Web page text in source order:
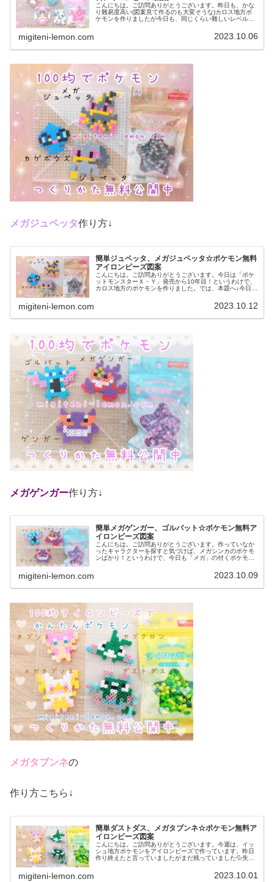
こんにちは。ご訪問ありがとうございます。昨日も、かな
り難易度高い(図案見て作るのも大変そうな)カロス地方ポ
ケモンを作りましたが今日も、同じくらい難しいレベルの
migiteni-lemon.com 2023.10.06
メガジュペッタ作り方↓
簡単ジュペッタ、メガジュペッタ☆ポケモン無料
アイロンビーズ図案
こんにちは。ご訪問ありがとうございます。今日は「ポケ
ットモンスターＸ・Ｙ」発売から10年目！というわけで、
カロス地方のポケモンを作りました。では、本題へ↓今日の
migiteni-lemon.com 2023.10.12
メガゲンガー作り方↓
簡単メガゲンガー、ゴルバット☆ポケモン無料ア
イロンビーズ図案
こんにちは。ご訪問ありがとうございます。作っていなか
ったキャラクターを探すと気づけば、メガシンカのポケモ
ンばかり！というわけで、今日も「メガ」の付くポケモン
migiteni-lemon.com 2023.10.09
メガタブンネの
作り方こちら↓
簡単ダストダス、メガタブンネ☆ポケモン無料ア
イロンビーズ図案
こんにちは。ご訪問ありがとうございます。今週は、イッ
シュ地方ポケモンをアイロンビーズで作っています。昨日
作り終えたと言っていましたがまだ残っていました💦失礼
migiteni-lemon.com 2023.10.01